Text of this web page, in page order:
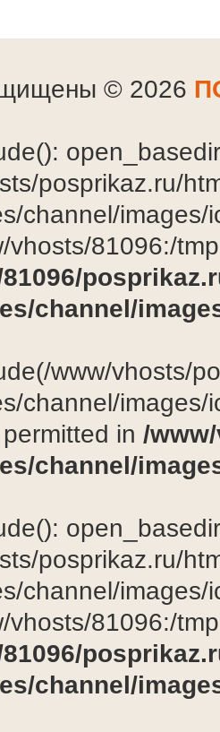
© 2026
posprikaz.ru/
channel/
vhosts/81096:/
channel/
www/vhosts/
channel/
in /
channel/
posprikaz.ru/
channel/
vhosts/81096:/
channel/